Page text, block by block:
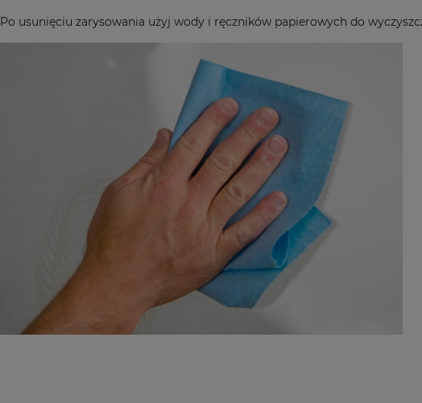
Po usunięciu zarysowania użyj wody i ręczników papierowych do